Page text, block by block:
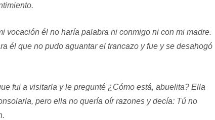
vocación él no haría palabra ni conmigo ni con mi madre.
él que no pudo aguantar el trancazo y fue y se desahogó
fui a visitarla y le pregunté ¿Cómo está, abuelita? Ella
pero ella no quería oír razones y decía: Tú no